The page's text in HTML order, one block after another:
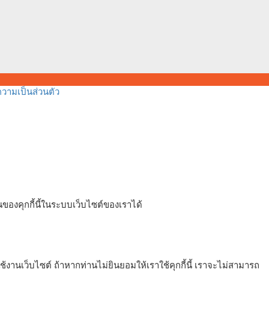
ามเป็นส่วนตัว
งคุกกี้นี้ในระบบเว็บไซต์ของเราได้
นเว็บไซต์ ถ้าหากท่านไม่ยินยอมให้เราใช้คุกกี้นี้ เราจะไม่สามารถ